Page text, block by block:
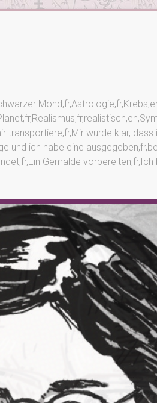
transportiere,fr,Mir wurde klar,
und ich habe eine
Gemälde